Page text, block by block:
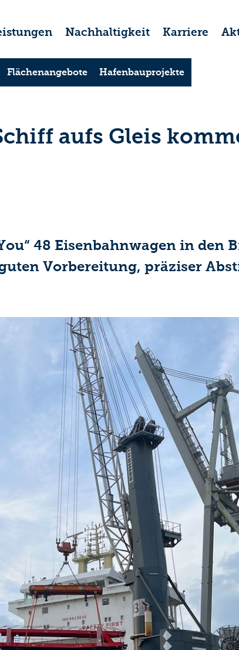
Nachhaltigkeit Karriere
Flächenangebote Hafenbauprojekte
aufs Gleis
48 Eisenbahnwagen in den
Vorbereitung, präziser